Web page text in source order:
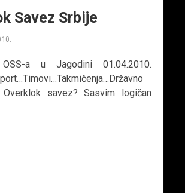
Savez Srbije
OSS-a u Jagodini 01.04.2010.
Overklok savez? Sasvim logičan